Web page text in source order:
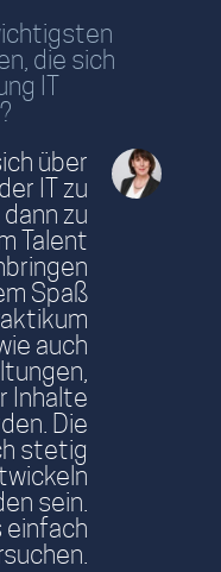
die sich
IT
über
IT zu
zu
Talent
Spaß
auch
Inhalte
Die
stetig
sein.
einfach